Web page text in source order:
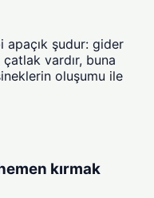
apaçık şudur: gider
çatlak vardır, buna
oluşumu ile
kırmak